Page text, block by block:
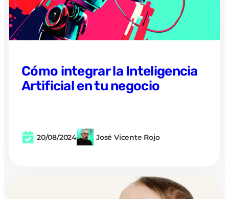
Cómo integrar la Inteligencia
Artificial en tu negocio
20/08/2024 José Vicente Rojo